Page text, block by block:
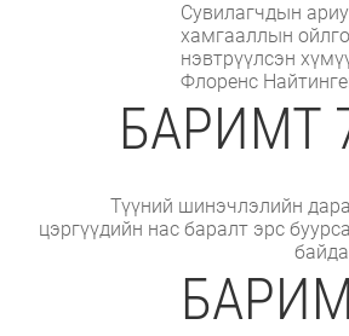
Сувилагчдын
хамгааллын
нэвтрүүлсэн
Флоренс
БАРИМТ
Түүний шинэчлэлийн
цэргүүдийн нас баралт эрс